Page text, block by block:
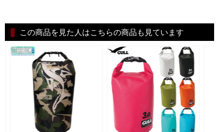
この商品を見た人はこちらの商品も見ています